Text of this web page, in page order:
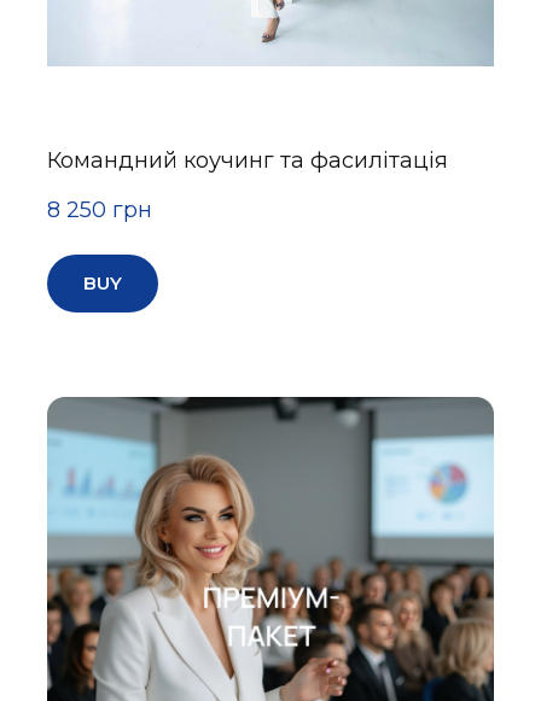
Командний коучинг та фасилітація
8 250 грн
BUY